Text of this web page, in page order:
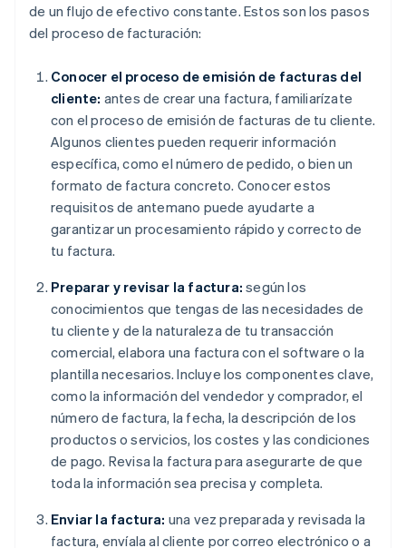
de un flujo de efectivo constante. Estos son los pasos
del proceso de facturación:
Conocer el proceso de emisión de facturas del
cliente: antes de crear una factura, familiarízate
con el proceso de emisión de facturas de tu cliente.
Algunos clientes pueden requerir información
específica, como el número de pedido, o bien un
formato de factura concreto. Conocer estos
requisitos de antemano puede ayudarte a
garantizar un procesamiento rápido y correcto de
tu factura.
Preparar y revisar la factura: según los
conocimientos que tengas de las necesidades de
tu cliente y de la naturaleza de tu transacción
comercial, elabora una factura con el software o la
plantilla necesarios. Incluye los componentes clave,
como la información del vendedor y comprador, el
número de factura, la fecha, la descripción de los
productos o servicios, los costes y las condiciones
de pago. Revisa la factura para asegurarte de que
toda la información sea precisa y completa.
Enviar la factura: una vez preparada y revisada la
factura, envíala al cliente por correo electrónico o a